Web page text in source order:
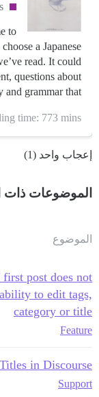
to
a Japanese
read. It could
questions about
grammar that...
time: 773 mins 🕑
إعجاب واحد (1)
الموضوعات ذات
الموضوع
post does not
to edit tags,
category or title
Feature
in Discourse
Support